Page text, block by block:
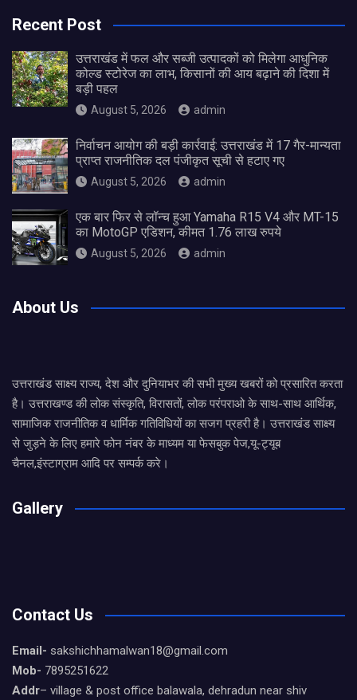
Recent Post
उत्तराखंड में फल और सब्जी उत्पादकों को मिलेगा आधुनिक
कोल्ड स्टोरेज का लाभ, किसानों की आय बढ़ाने की दिशा में
बड़ी पहल
August 5, 2026 admin
निर्वाचन आयोग की बड़ी कार्रवाई: उत्तराखंड में 17 गैर-मान्यता
प्राप्त राजनीतिक दल पंजीकृत सूची से हटाए गए
August 5, 2026 admin
एक बार फिर से लॉन्च हुआ Yamaha R15 V4 और MT-15
का MotoGP एडिशन, कीमत 1.76 लाख रुपये
August 5, 2026 admin
About Us
उत्तराखंड साक्ष्य राज्य, देश और दुनियाभर की सभी मुख्य खबरों को प्रसारित करता
है। उत्तराखण्ड की लोक संस्कृति, विरासतों, लोक परंपराओ के साथ-साथ आर्थिक,
सामाजिक राजनीतिक व धार्मिक गतिविधियों का सजग प्रहरी है। उत्तराखंड साक्ष्य
से जुड़ने के लिए हमारे फोन नंबर के माध्यम या फेसबुक पेज,यू-ट्यूब
चैनल,इंस्टाग्राम आदि पर सम्पर्क करे।
Gallery
Contact Us
Email- sakshichhamalwan18@gmail.com
Mob- 7895251622
Addr– village & post office balawala, dehradun near shiv